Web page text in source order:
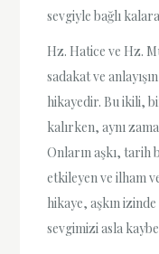
sevgiyle bağlı
Hz. Hatice ve Hz.
sadakat ve
hikayedir. Bu ikili,
kalırken, aynı
Onların aşkı, tarih
etkileyen ve ilham
hikaye, aşkın
sevgimizi asla